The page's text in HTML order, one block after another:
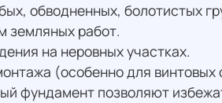
обводненных, болотистых
земляных работ.
на неровных участках.
(особенно для винтовых
фундамент позволяют